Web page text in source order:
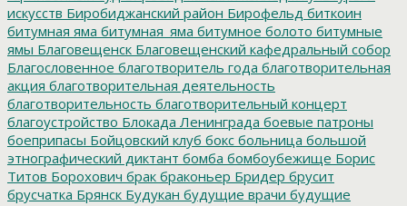
искусств Биробиджанский район Бирофельд биткоин
битумная яма битумная_яма битумное болото битумные
ямы Благовещенск Благовещенский кафедральный собор
Благословенное благотворитель года благотворительная
акция благотворительная деятельность
благотворительность благотворительный концерт
благоустройство Блокада Ленинграда боевые патроны
боеприпасы Бойцовский клуб бокс больница большой
этнографический диктант бомба бомбоубежище Борис
Титов Борохович брак браконьер Бридер брусит
брусчатка Брянск Будукан будущие врачи будущие